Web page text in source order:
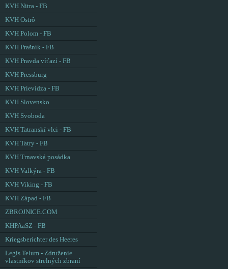
KVH Nitra - FB
KVH Ostrô
KVH Polom - FB
KVH Prašník - FB
KVH Pravda víťazí - FB
KVH Pressburg
KVH Prievidza - FB
KVH Slovensko
KVH Svoboda
KVH Tatranskí vlci - FB
KVH Tatry - FB
KVH Trnavská posádka
KVH Valkýra - FB
KVH Viking - FB
KVH Západ - FB
ZBROJNICE.COM
KHPAaSZ - FB
Kriegsberichter des Heeres
Legis Telum - Združenie
vlastníkov strelných zbraní